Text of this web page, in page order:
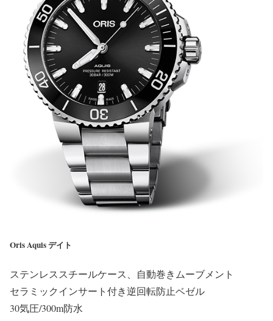
Oris Aquis デイト
ステンレススチールケース、自動巻きムーブメント
セラミックインサート付き逆回転防止ベゼル
30気圧/300m防水